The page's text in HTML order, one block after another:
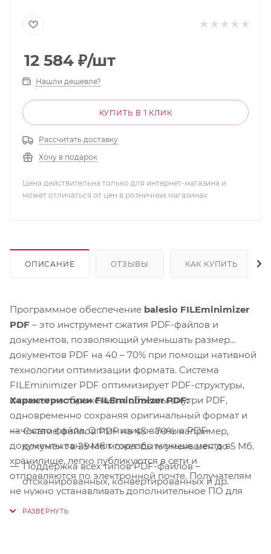
12 584 ₽/шт
Нашли дешевле?
КУПИТЬ В 1 КЛИК
Рассчитать доставку
Хочу в подарок
Цена действительна только для интернет-магазина и
может отличаться от цен в розничных магазинах
ОПИСАНИЕ ОТЗЫВЫ КАК КУПИТЬ
Программное обеспечение balesio FILEminimizer
PDF – это инструмент сжатия PDF-файлов и
документов, позволяющий уменьшать размер
документов PDF на 40 – 70% при помощи нативной
технологии оптимизации формата. Система
FILEminimizer PDF оптимизирует PDF-структуры,
сжимает изображения и объекты внутри PDF,
одновременно сохраняя оригинальный формат и
качество файла. Оптимизированные PDF-
документы занимают гораздо меньше места в
хранилище, легко публикуются в сети и
отправляются по электронной почте. Получателям
не нужно устанавливать дополнительное ПО для
просмотра и редактирования сжатых файлов PDF.
Характеристики FILEminimizer PDF:
Сжатие файлов PDF на 45 – 70%: например,
документ в 25 Мб может быть уменьшен до 5 Мб.
Поддержка всех типов PDF-файлов –
отсканированных, конвертированных и др.
PDF-структур для уменьшения размера файла.